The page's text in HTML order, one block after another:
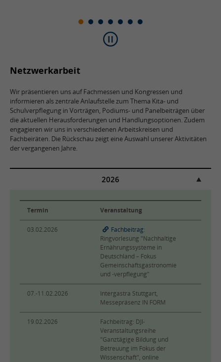
Netzwerkarbeit
Wir präsentieren uns auf Fachmessen und Kongressen und
informieren als zentrale Anlaufstelle zum Thema Kita- und
Schulverpflegung in Vorträgen, Podiums- und Panelbeiträgen über
die aktuellen Herausforderungen und Handlungsoptionen. Zudem
engagieren wir uns in verschiedenen Arbeitskreisen und
Fachbeiräten. Die Rückschau zeigt eine Auswahl unserer Aktivitäten
der vergangenen Jahre.
2026
Termin Veranstaltung
03.02.2026 Fachbeitrag:
Ringvorlesung "Nachhaltige
Ernährungssysteme in
Deutschland – Fokus
Gemeinschaftsgastronomie
und -verpflegung"
07.-11.02.2026
Intergastra Stuttgart,
Messepräsenz IN FORM
19.02.2026
Fachbeitrag: DJI-
Veranstaltungsreihe
"Ganztägige Bildung und
Betreuung im Fokus der
Wissenschaft", online